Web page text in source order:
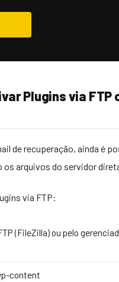
Plugins via FTP
de recuperação, ainda é
os arquivos do servidor
via FTP:
(FileZilla) ou pelo
content